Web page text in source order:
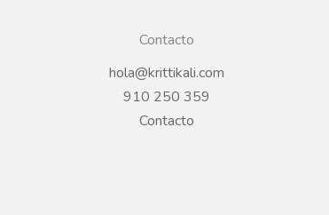
Contacto
hola@krittikali.com
910 250 359
Contacto